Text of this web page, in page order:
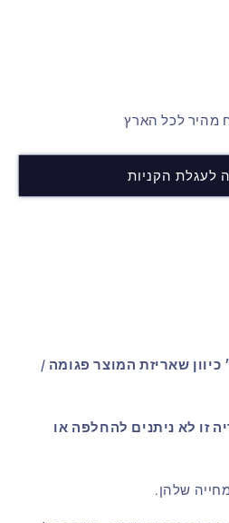
מהיר לכל הארץ
לעגלת הקניות
שאריזת המוצר פגומה /
זו לא ניתנים להחלפה או
שלהן.